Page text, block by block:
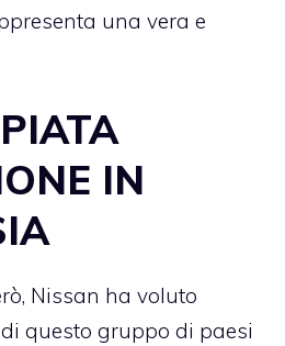
una vera e
IN
Nissan ha voluto
questo gruppo di paesi